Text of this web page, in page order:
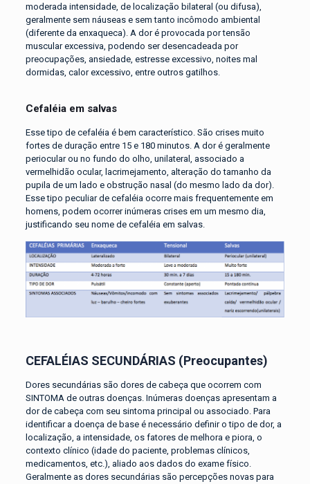
moderada intensidade, de localização bilateral (ou difusa),
geralmente sem náuseas e sem tanto incômodo ambiental
(diferente da enxaqueca). A dor é provocada por tensão
muscular excessiva, podendo ser desencadeada por
preocupações, ansiedade, estresse excessivo, noites mal
dormidas, calor excessivo, entre outros gatilhos.
Cefaléia em salvas
Esse tipo de cefaléia é bem característico. São crises muito
fortes de duração entre 15 e 180 minutos. A dor é geralmente
periocular ou no fundo do olho, unilateral, associado a
vermelhidão ocular, lacrimejamento, alteração do tamanho da
pupila de um lado e obstrução nasal (do mesmo lado da dor).
Esse tipo peculiar de cefaléia ocorre mais frequentemente em
homens, podem ocorrer inúmeras crises em um mesmo dia,
justificando seu nome de cefaléia em salvas.
CEFALÉIAS SECUNDÁRIAS (Preocupantes)
Dores secundárias são dores de cabeça que ocorrem com
SINTOMA de outras doenças. Inúmeras doenças apresentam a
dor de cabeça com seu sintoma principal ou associado. Para
identificar a doença de base é necessário definir o tipo de dor, a
localização, a intensidade, os fatores de melhora e piora, o
contexto clínico (idade do paciente, problemas clínicos,
medicamentos, etc.), aliado aos dados do exame físico.
Geralmente as dores secundárias são percepções novas para